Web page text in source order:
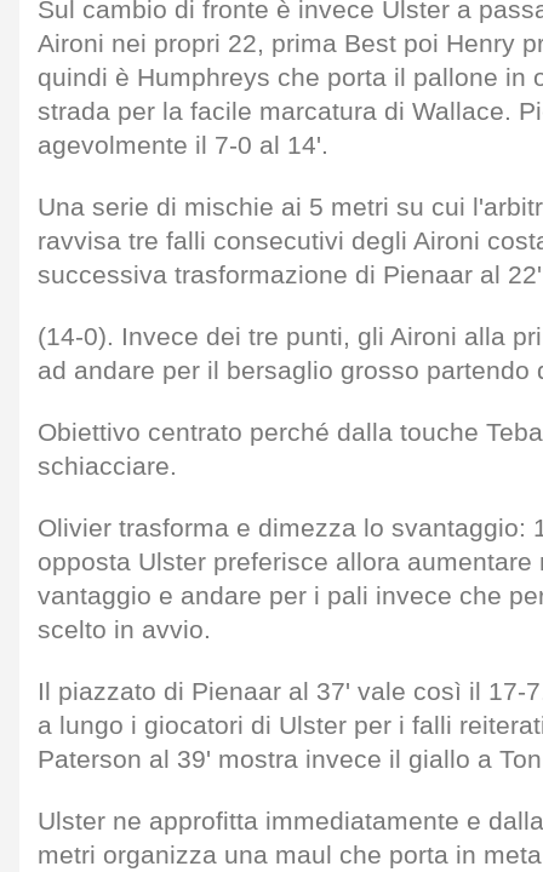
Sul cambio di fronte è invece Ulster a
Aironi nei propri 22, prima Best poi Henry
quindi è Humphreys che porta il pallone in
strada per la facile marcatura di Wallace.
agevolmente il 7-0 al 14'.
Una serie di mischie ai 5 metri su cui
ravvisa tre falli consecutivi degli Aironi
successiva trasformazione di Pienaar al 22'
(14-0). Invece dei tre punti, gli Aironi alla
ad andare per il bersaglio grosso partendo
Obiettivo centrato perché dalla touche
schiacciare.
Olivier trasforma e dimezza lo svantaggio:
opposta Ulster preferisce allora aumentare
vantaggio e andare per i pali invece che
scelto in avvio.
Il piazzato di Pienaar al 37' vale così il 17-
a lungo i giocatori di Ulster per i falli
Paterson al 39' mostra invece il giallo a
Ulster ne approfitta immediatamente e
metri organizza una maul che porta in